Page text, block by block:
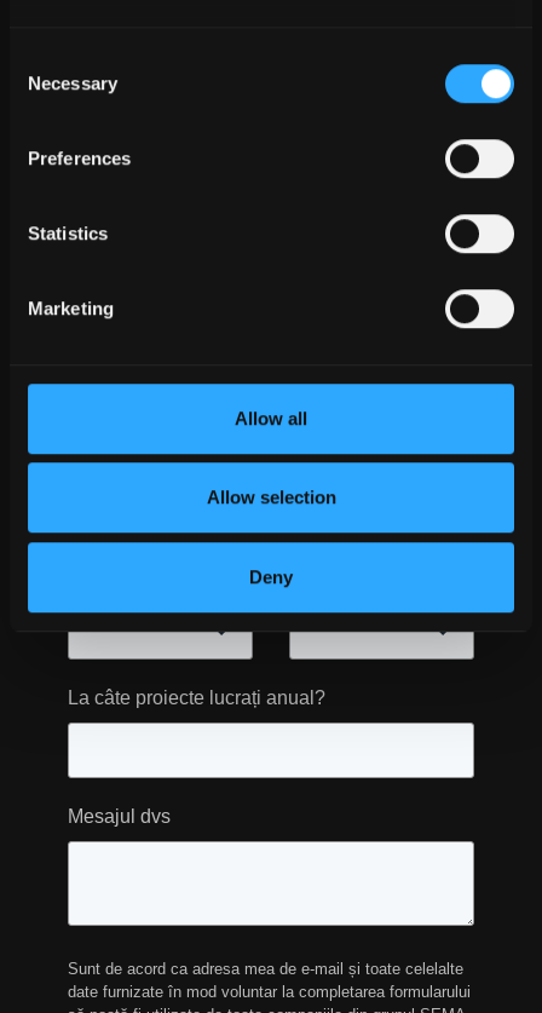
Selection
Necessary
Preferences
Statistics
Marketing
Allow all
Allow selection
Deny
planurilor
la arhitecți este extrem de manuală
dificilă colaborarea și câștigarea proiectelor
Costul ridicat al materialelor și al deșeurilor,
Conformitatea cu reglementările sau
certificarea durabilității
Calcularea costurilor proiectului
Utilizați mașini CNC?
La câte proiecte lucrați anual?
Mesajul dvs
Sunt de acord ca adresa mea de e-mail și toate celelalte
date furnizate în mod voluntar la completarea formularului